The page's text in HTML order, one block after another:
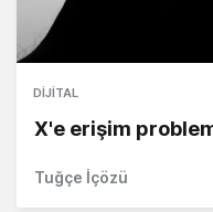
DIJITAL
X'e erişim
Tuğçe İçözü